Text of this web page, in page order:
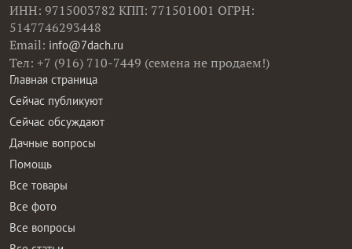
ИНН: 9715003782 КПП: 771501001 ОГРН:
5147746293448
Email: info@7dach.ru
Тел: +7 (916) 710-7449 (семена не продаем!)
Главная страница
Сейчас публикуют
Сейчас обсуждают
Дачные вопросы
Помощь
Все товары
Все фото
Все вопросы